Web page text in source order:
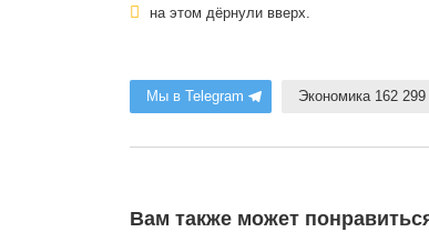
на этом дёрнули вверх.
Мы в Telegram Экономика 162 299
Вам также может